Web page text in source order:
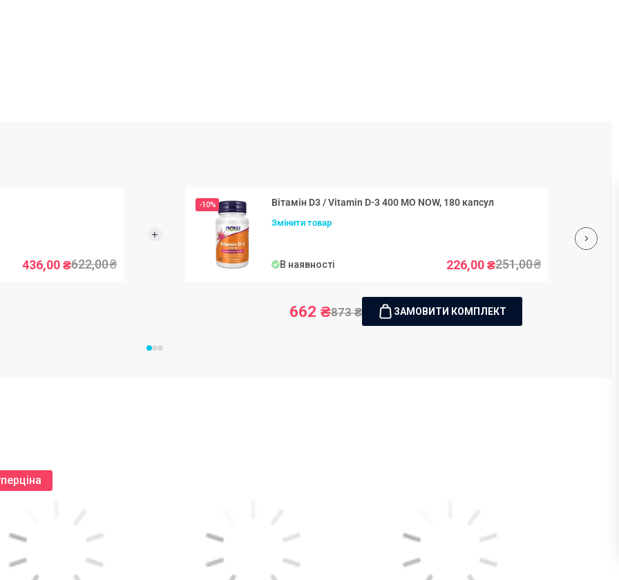
рівня.
добу.
436,00₴622,00₴
-10% Вітамін D3 / Vitamin D-3 400 МО NOW, 180 капсул
Змінити товар
В наявності 226,00₴251,00₴
662 ₴873 ₴ ЗАМОВИТИ КОМПЛЕКТ